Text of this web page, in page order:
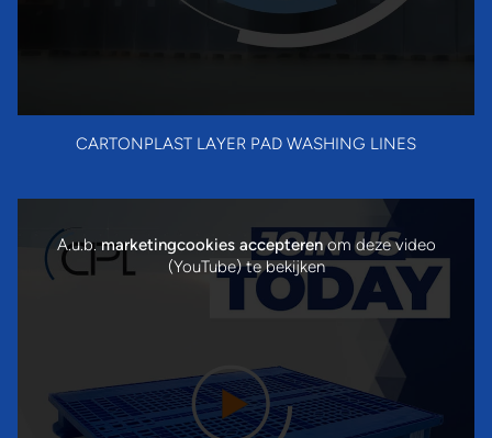
CARTONPLAST LAYER PAD WASHING LINES
A.u.b.marketingcookies accepterenom deze video
(YouTube) te bekijken